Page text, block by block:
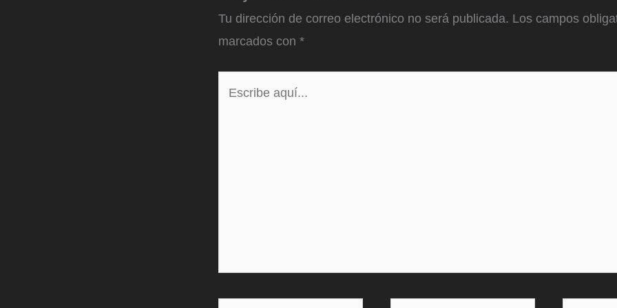
Tu dirección de correo electrónico no será publicada. Los campos
marcados con *